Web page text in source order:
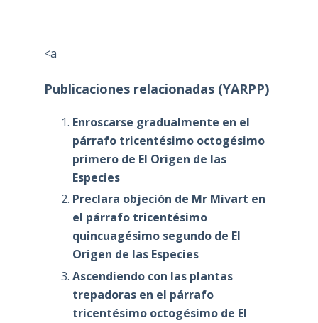
<a
Publicaciones relacionadas (YARPP)
Enroscarse gradualmente en el
párrafo tricentésimo octogésimo
primero de El Origen de las
Especies
Preclara objeción de Mr Mivart en
el párrafo tricentésimo
quincuagésimo segundo de El
Origen de las Especies
Ascendiendo con las plantas
trepadoras en el párrafo
tricentésimo octogésimo de El